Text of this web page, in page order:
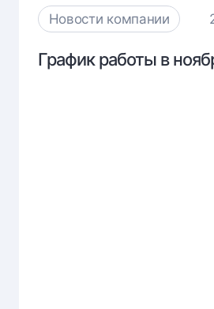
Новости компании
График
График работы в